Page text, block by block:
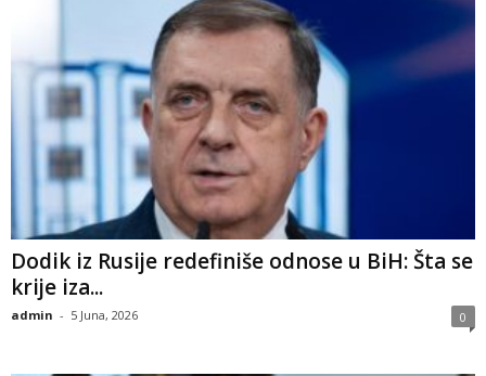
​Dodik iz Rusije redefiniše odnose u BiH: Šta se
krije iza...
admin - 5 Juna, 2026 0